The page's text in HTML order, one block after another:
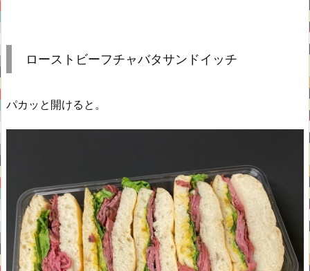
ローストビーフチャバタサンドイッチ
パカッと開けると。